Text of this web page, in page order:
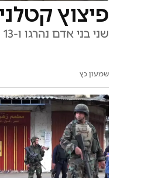
פיצוץ
שני בני אדם נהרגו ו-13 נוספים נפצעו לאחר שמטען חבלה התפוצץ באוטובוס נוסעים בעיירה הדרוזית ג'רמאנא
שמעון כץ